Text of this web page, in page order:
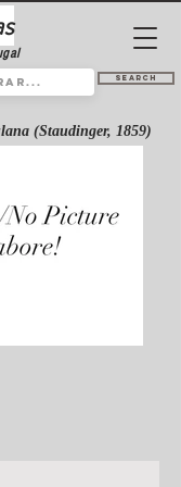
Search
(Staudinger, 1859)